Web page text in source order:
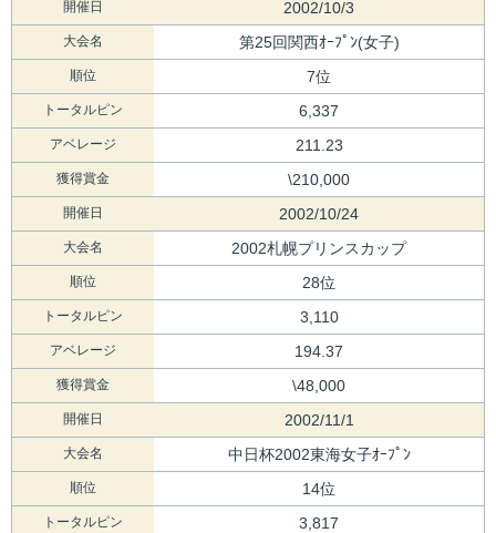
開催日 2002/10/3
大会名 第25回関西ｵｰﾌﾟﾝ(女子)
順位 7位
トータルピン 6,337
アベレージ 211.23
獲得賞金 \210,000
開催日 2002/10/24
大会名 2002札幌プリンスカップ
順位 28位
トータルピン 3,110
アベレージ 194.37
獲得賞金 \48,000
開催日 2002/11/1
大会名 中日杯2002東海女子ｵｰﾌﾟﾝ
順位 14位
トータルピン 3,817